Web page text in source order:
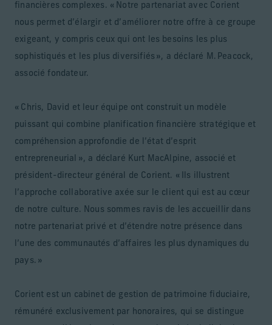
financières complexes. « Notre partenariat avec Corient
nous permet d’élargir et d’améliorer notre offre à ce groupe
exigeant, y compris ceux qui ont les besoins les plus
sophistiqués et les plus diversifiés », a déclaré M. Peacock,
associé fondateur.
« Chris, David et leur équipe ont construit un modèle
puissant qui combine planification financière stratégique et
compréhension approfondie de l’état d’esprit
entrepreneurial », a déclaré Kurt MacAlpine, associé et
président-directeur général de Corient. « Ils illustrent
l’approche collaborative axée sur le client qui est au cœur
de notre culture. Nous sommes ravis de les accueillir dans
notre partenariat privé et d’étendre notre présence dans
l’une des communautés d’affaires les plus dynamiques du
pays. »
Corient est un cabinet de gestion de patrimoine fiduciaire,
rémunéré exclusivement par honoraires, qui se distingue